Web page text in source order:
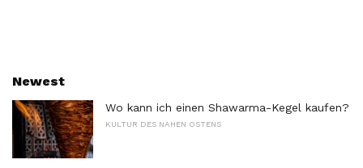
Newest
Wo kann ich einen Shawarma-Kegel kaufen?
KULTUR DES NAHEN OSTENS